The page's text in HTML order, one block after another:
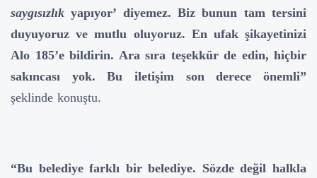
saygısızlık yapıyor’ diyemez. Biz bunun tam tersini
duyuyoruz ve mutlu oluyoruz. En ufak şikayetinizi
Alo 185’e bildirin. Ara sıra teşekkür de edin, hiçbir
sakıncası yok. Bu iletişim son derece önemli”
şeklinde konuştu.
“Bu belediye farklı bir belediye. Sözde değil halkla